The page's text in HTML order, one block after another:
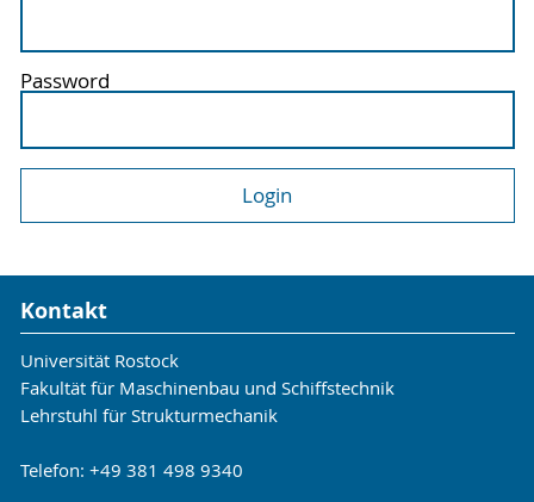
Password
Kontakt
Universität Rostock
Fakultät für Maschinenbau und Schiffstechnik
Lehrstuhl für Strukturmechanik
Telefon: +49 381 498 9340